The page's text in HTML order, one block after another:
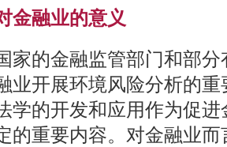
金融业的意义
家的金融监管部门和部
业开展环境风险分析的
学的开发和应用作为促
的重要内容。对金融业